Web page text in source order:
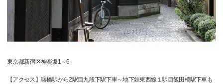
東京都新宿区神楽坂1～6
【アクセス】曙橋駅から2駅目九段下駅下車～地下鉄東西線１駅目飯田橋駅下車も